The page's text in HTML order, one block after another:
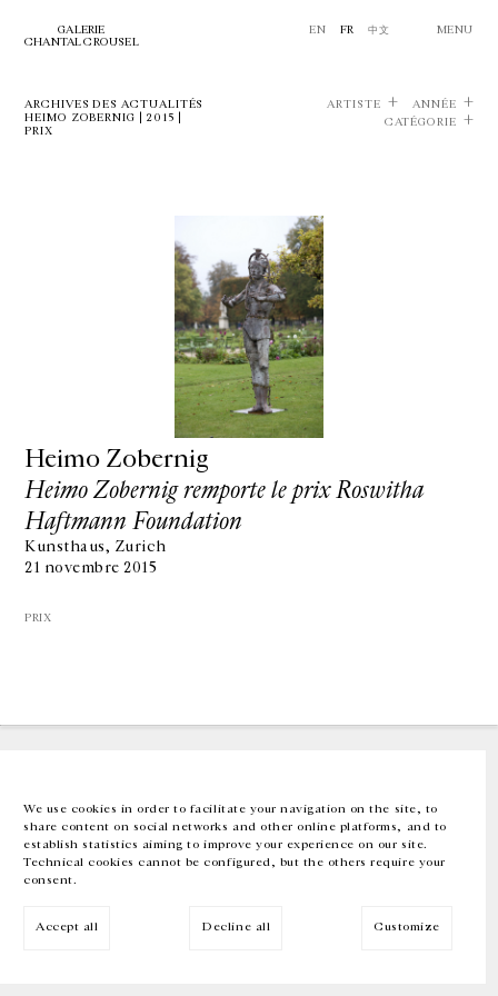
We use cookies in order to facilitate your navigation on the site, to
share content on social networks and other online platforms, and to
establish statistics aiming to improve your experience on our site.
Technical cookies cannot be configured, but the others require your
consent.
Accept all Decline all Customize
GALERIE
CHANTAL CROUSEL
EN FR 中文 MENU
ARCHIVES DES ACTUALITÉS
HEIMO ZOBERNIG | 2015 |
PRIX
ARTISTE
ANNÉE
CATÉGORIE
Heimo Zobernig
Heimo Zobernig remporte le prix Roswitha
Haftmann Foundation
Kunsthaus, Zurich
21 novembre 2015
PRIX
GALERIE CHANTAL CROUSEL
10 RUE CHARLOT, 75003 PARIS
EN FR 中文 Facebook Instagram
Inscrivez-vous à notre newsletter